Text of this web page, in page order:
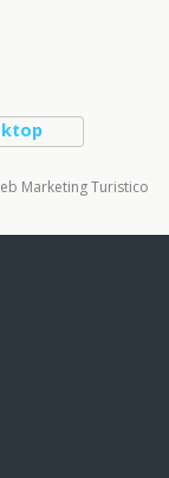
Marketing Turistico